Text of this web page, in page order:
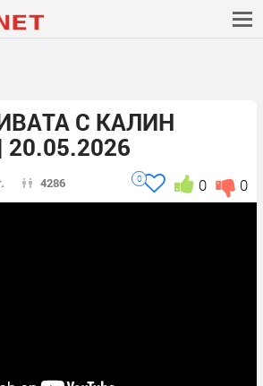
С КАЛИН
4286 0
0
0